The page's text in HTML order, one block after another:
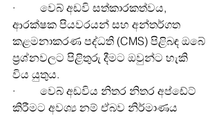
·         වෙබ් අඩවි සත්කාරකත්වය,
ආරක්ෂක පියවරයන් සහ අන්තර්ගත
කළමනාකරණ පද්ධති (CMS) පිළිබඳ ඔබේ
ප්‍රශ්නවලට පිළිතුරු දීමට ඔවුන්ට හැකි
විය යුතුය.
·         වෙබ් අඩවිය නිතර නිතර අප්ඩේට්
කිරීමට අවශ්‍ය නම් ඒබව නිර්මාණය